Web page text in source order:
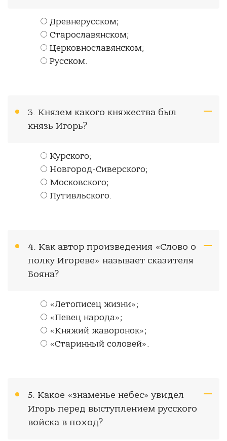
Древнерусском;
Старославянском;
Церковнославянском;
Русском.
3. Князем какого княжества был
князь Игорь?
Курского;
Новгород-Сиверского;
Московского;
Путивльского.
4. Как автор произведения «Слово о
полку Игореве» называет сказителя
Бояна?
«Летописец жизни»;
«Певец народа»;
«Княжий жаворонок»;
«Старинный соловей».
5. Какое «знаменье небес» увидел
Игорь перед выступлением русского
войска в поход?